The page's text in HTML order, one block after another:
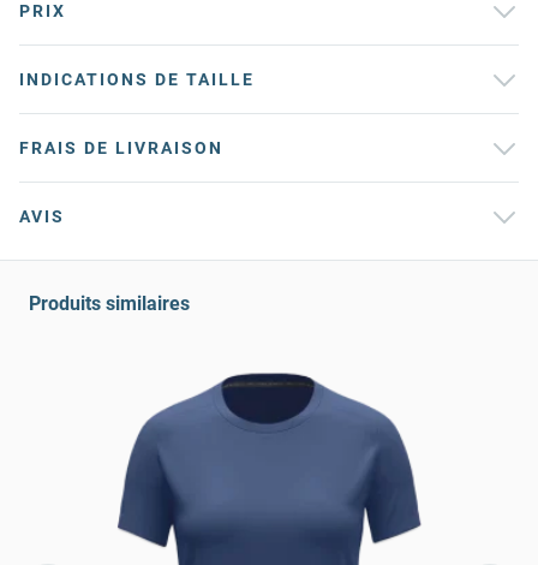
PRIX
INDICATIONS DE TAILLE
FRAIS DE LIVRAISON
AVIS
Produits similaires